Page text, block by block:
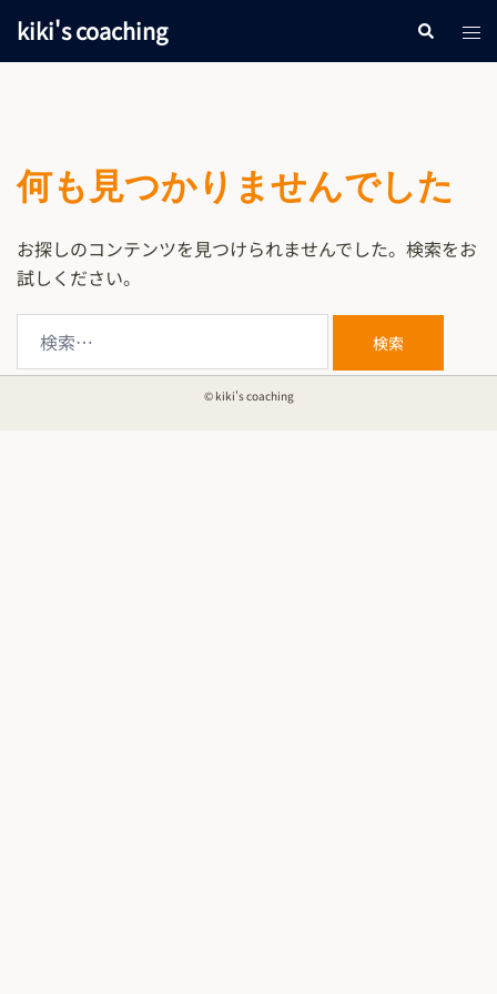
kiki's coaching
何も見つかりませんでした
お探しのコンテンツを見つけられませんでした。検索をお
試しください。
© kiki's coaching